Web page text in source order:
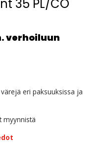
35 PL/CO
verhoiluun
eri paksuuksissa ja
myynnistä